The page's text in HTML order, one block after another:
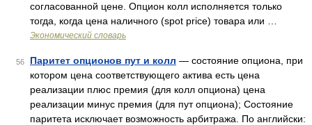
согласованной цене. Опцион колл исполняется только
тогда, когда цена наличного (spot price) товара или …
Экономический словарь
56 Паритет опционов пут и колл — состояние опциона, при
котором цена соответствующего актива есть цена
реализации плюс премия (для колл опциона) цена
реализации минус премия (для пут опциона); Состояние
паритета исключает возможность арбитража. По английски: